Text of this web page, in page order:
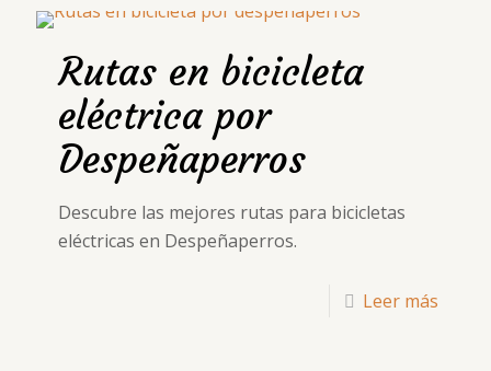
Rutas en bicicleta
eléctrica por
Despeñaperros
Descubre las mejores rutas para bicicletas
eléctricas en Despeñaperros.
Leer más